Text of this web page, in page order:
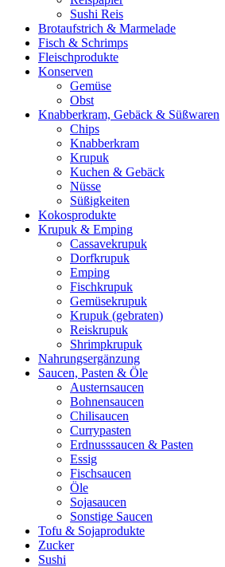
Sushi Reis
Brotaufstrich & Marmelade
Fisch & Schrimps
Fleischprodukte
Konserven
Gemüse
Obst
Knabberkram, Gebäck & Süßwaren
Chips
Knabberkram
Krupuk
Kuchen & Gebäck
Nüsse
Süßigkeiten
Kokosprodukte
Krupuk & Emping
Cassavekrupuk
Dorfkrupuk
Emping
Fischkrupuk
Gemüsekrupuk
Krupuk (gebraten)
Reiskrupuk
Shrimpkrupuk
Nahrungsergänzung
Saucen, Pasten & Öle
Austernsaucen
Bohnensaucen
Chilisaucen
Currypasten
Erdnusssaucen & Pasten
Essig
Fischsaucen
Öle
Sojasaucen
Sonstige Saucen
Tofu & Sojaprodukte
Zucker
Sushi